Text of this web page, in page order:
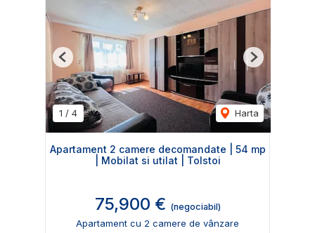
1 / 4 Harta
Previous Next
Apartament 2 camere decomandate | 54 mp
| Mobilat si utilat | Tolstoi
75,900 € (negociabil)
Apartament cu 2 camere de vânzare